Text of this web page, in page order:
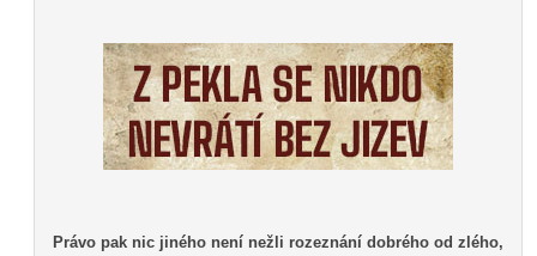
Právo pak nic jiného není nežli rozeznání dobrého od zlého,